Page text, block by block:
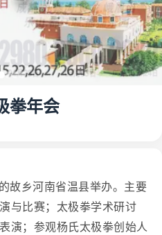
拳年会
故乡河南省温县举办。主要
与比赛；太极拳学术研讨
演；参观杨氏太极拳创始人